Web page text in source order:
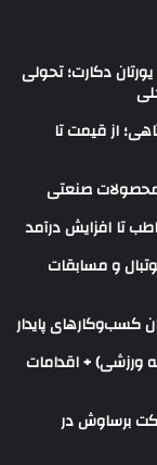
دکارت؛ تحولی
از قیمت تا
محصولات صنعتی
و مسابقات
کسب‌وکارهای پایدار
+ اقدامات
برساوش در